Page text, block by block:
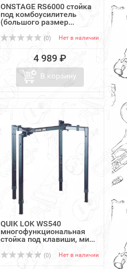
ONSTAGE RS6000 стойка
под комбоусилитель
(большого размер...
(0) Нет в наличии
4 989 ₽
В корзину
QUIK LOK WS540
многофункциональная
стойка под клавиши, ми...
(0) Нет в наличии